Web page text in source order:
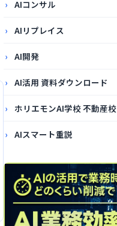
AIコンサル
AIリプレイス
AI開発
AI活用 資料ダウンロード
ホリエモンAI学校 不動産校
AIスマート重説